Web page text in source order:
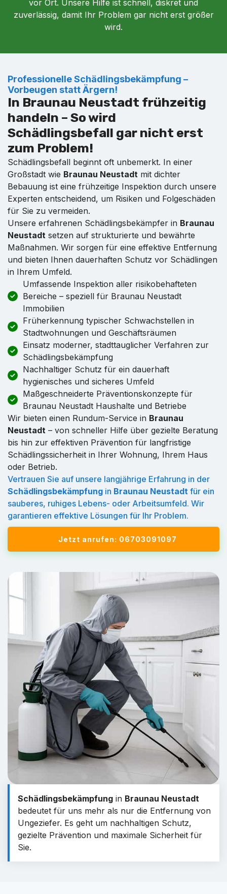
vor Ort. Unsere Hilfe ist schnell, diskret und
zuverlässig, damit Ihr Problem gar nicht erst größer
wird.
Professionelle Schädlingsbekämpfung –
Vorbeugen statt Ärgern!
In Braunau Neustadt frühzeitig
handeln – So wird
Schädlingsbefall gar nicht erst
zum Problem!
Schädlingsbefall beginnt oft unbemerkt. In einer
Großstadt wie Braunau Neustadt mit dichter
Bebauung ist eine frühzeitige Inspektion durch unsere
Experten entscheidend, um Risiken und Folgeschäden
für Sie zu vermeiden.
Unsere erfahrenen Schädlingsbekämpfer in Braunau
Neustadt setzen auf strukturierte und bewährte
Maßnahmen. Wir sorgen für eine effektive Entfernung
und bieten Ihnen dauerhaften Schutz vor Schädlingen
in Ihrem Umfeld.
Umfassende Inspektion aller risikobehafteten
Bereiche – speziell für Braunau Neustadt
Immobilien
Früherkennung typischer Schwachstellen in
Stadtwohnungen und Geschäftsräumen
Einsatz moderner, stadttauglicher Verfahren zur
Schädlingsbekämpfung
Nachhaltiger Schutz für ein dauerhaft
hygienisches und sicheres Umfeld
Maßgeschneiderte Präventionskonzepte für
Braunau Neustadt Haushalte und Betriebe
Wir bieten einen Rundum-Service in Braunau
Neustadt – von schneller Hilfe über gezielte Beratung
bis hin zur effektiven Prävention für langfristige
Schädlingssicherheit in Ihrer Wohnung, Ihrem Haus
oder Betrieb.
Vertrauen Sie auf unsere langjährige Erfahrung in der
Schädlingsbekämpfung in Braunau Neustadt für ein
sauberes, ruhiges Lebens- oder Arbeitsumfeld. Wir
garantieren effektive Lösungen für Ihr Problem.
Jetzt anrufen: 06703091097
Schädlingsbekämpfung in Braunau Neustadt
bedeutet für uns mehr als nur die Entfernung von
Ungeziefer. Es geht um nachhaltigen Schutz,
gezielte Prävention und maximale Sicherheit für
Sie.